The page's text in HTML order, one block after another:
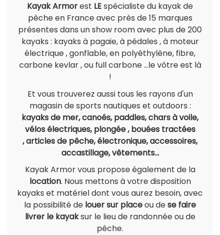
Kayak Armorest LEspécialiste du kayak de
pêche en France avec près de 15 marques
présentes dans un show room avec plus de 200
kayaks : kayaks à pagaie, à pédales , à moteur
électrique , gonflable, en polyéthylène, fibre,
carbone kevlar , ou full carbone ...le vôtre est là
!
Et vous trouverez aussi tous les rayons d'un
magasin de sports nautiques et outdoors :
kayaks de mer, canoés, paddles, chars à voile,
vélos électriques, plongée , bouées tractées
, articles de pêche, électronique, accessoires,
accastillage, vêtements...
Kayak Armor vous propose également de la
location. Nous mettons à votre disposition
kayaks et matériel dont vous aurez besoin, avec
la possibilité de louer sur placeou dese faire
livrer le kayaksur le lieu de randonnée ou de
pêche.